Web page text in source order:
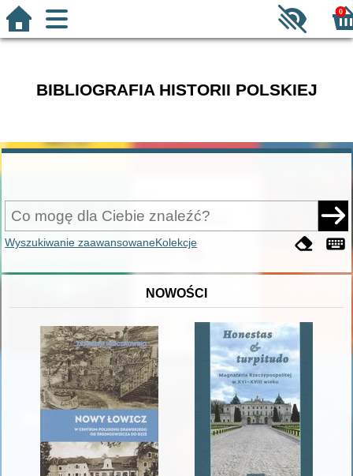
0
BIBLIOGRAFIA HISTORII POLSKIEJ
Wyszukiwanie zaawansowaneKolekcje
NOWOŚCI